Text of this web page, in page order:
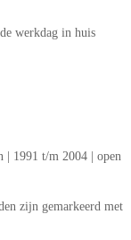
werkdag in huis
| 1991 t/m 2004 | open
zijn gemarkeerd met